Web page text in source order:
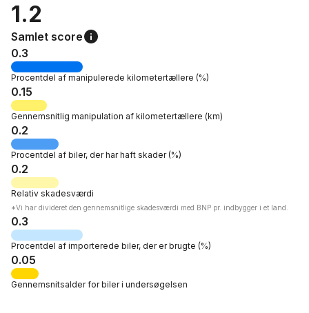
1.2
Samlet score
0.3
Procentdel af manipulerede kilometertællere (%)
0.15
Gennemsnitlig manipulation af kilometertællere (km)
0.2
Procentdel af biler, der har haft skader(%)
0.2
Relativ skadesværdi
*Vi har divideret den gennemsnitlige skadesværdi med BNP pr. indbygger i et land.
0.3
Procentdel af importerede biler, der er brugte (%)
0.05
Gennemsnitsalderfor biler i undersøgelsen